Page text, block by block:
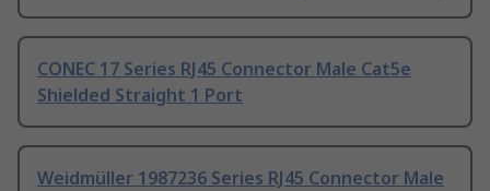
CONEC 17 Series RJ45 Connector Male Cat5e
Shielded Straight 1 Port
Weidmüller 1987236 Series RJ45 Connector Male